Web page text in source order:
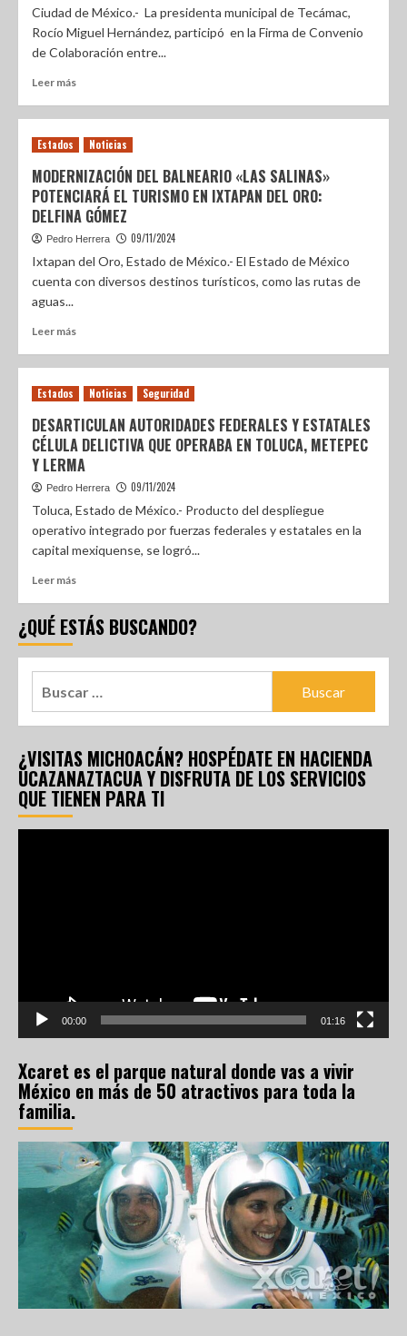
Ciudad de México.- La presidenta municipal de Tecámac,
Rocío Miguel Hernández, participó en la Firma de Convenio
de Colaboración entre...
Leer más
Estados Noticias
MODERNIZACIÓN DEL BALNEARIO «LAS SALINAS»
POTENCIARÁ EL TURISMO EN IXTAPAN DEL ORO:
DELFINA GÓMEZ
Pedro Herrera 09/11/2024
Ixtapan del Oro, Estado de México.- El Estado de México
cuenta con diversos destinos turísticos, como las rutas de
aguas...
Leer más
Estados Noticias Seguridad
DESARTICULAN AUTORIDADES FEDERALES Y ESTATALES
CÉLULA DELICTIVA QUE OPERABA EN TOLUCA, METEPEC
Y LERMA
Pedro Herrera 09/11/2024
Toluca, Estado de México.- Producto del despliegue
operativo integrado por fuerzas federales y estatales en la
capital mexiquense, se logró...
Leer más
¿QUÉ ESTÁS BUSCANDO?
¿VISITAS MICHOACÁN? HOSPÉDATE EN HACIENDA
UCAZANAZTACUA Y DISFRUTA DE LOS SERVICIOS
QUE TIENEN PARA TI
00:00 01:16
Xcaret es el parque natural donde vas a vivir
México en más de 50 atractivos para toda la
familia.